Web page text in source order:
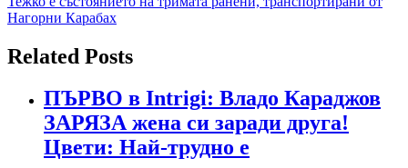
Нагорни Карабах
Related Posts
ПЪРВО в Intrigi: Владо Караджов
ЗАРЯЗА жена си заради друга!
Цвети: Най-трудно е